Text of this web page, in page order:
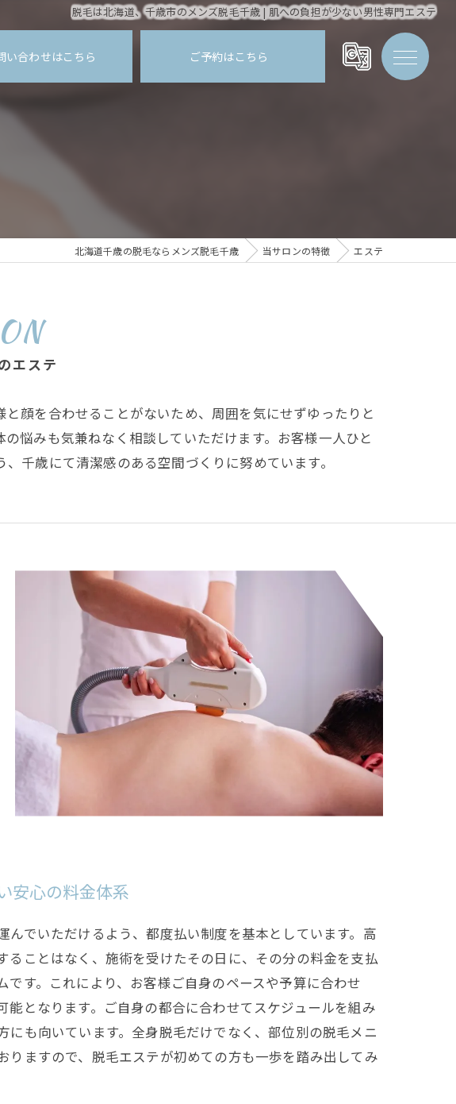
脱毛は北海道、千歳市のメンズ脱毛千歳 | 肌への負担が少ない男性専門エステ
い合わせはこちら ご予約はこちら
北海道千歳の脱毛ならメンズ脱毛千歳 当サロンの特徴 エステ
エステ
顔を合わせることがないため、周囲を気にせずゆったりと
悩みも気兼ねなく相談していただけます。お客様一人ひと
千歳にて清潔感のある空間づくりに努めています。
安心の料金体系
んでいただけるよう、都度払い制度を基本としています。高
ることはなく、施術を受けたその日に、その分の料金を支払
です。これにより、お客様ご自身のペースや予算に合わせ
能となります。ご自身の都合に合わせてスケジュールを組み
にも向いています。全身脱毛だけでなく、部位別の脱毛メニ
りますので、脱毛エステが初めての方も一歩を踏み出してみ